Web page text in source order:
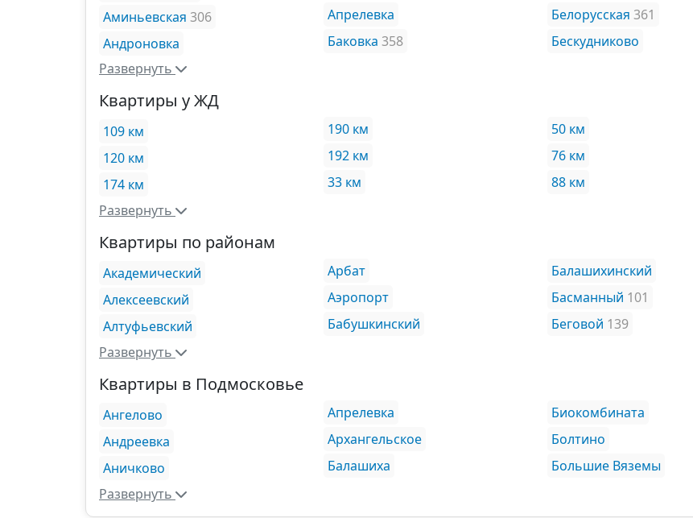
Аминьевская 306
Андроновка
Апрелевка
Баковка 358
Белорусская 361
Бескудниково
Развернуть
Квартиры у ЖД
109 км
120 км
174 км
190 км
192 км
33 км
50 км
76 км
88 км
Развернуть
Квартиры по районам
Академический
Алексеевский
Алтуфьевский
Арбат
Аэропорт
Бабушкинский
Балашихинский
Басманный 101
Беговой 139
Развернуть
Квартиры в Подмосковье
Ангелово
Андреевка
Аничково
Апрелевка
Архангельское
Балашиха
Биокомбината
Болтино
Большие Вяземы
Развернуть